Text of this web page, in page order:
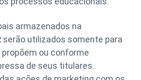
armazenados na
serão utilizados somente para
ou conforme
de seus titulares.